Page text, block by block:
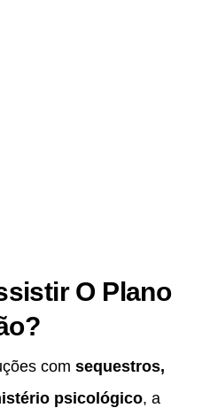
O Plano
com sequestros,
psicológico, a